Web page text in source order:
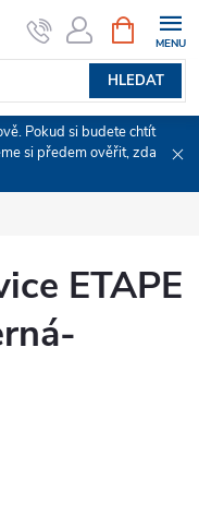
HLEDAT
NÁKUPNÍ
KOŠÍK
Pokud si budete chtít
si předem ověřit, zda
ETAPE